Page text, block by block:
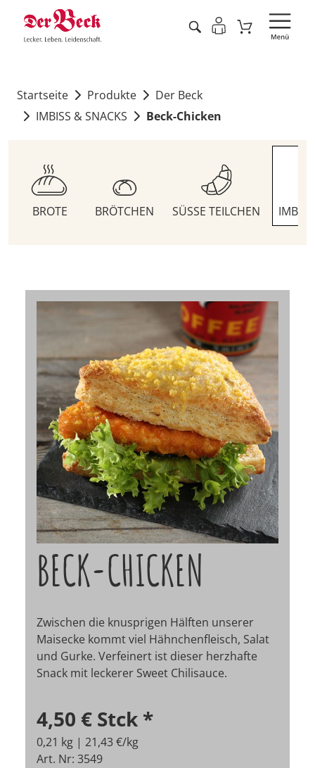
Startseite Produkte
Der Beck
IMBISS & SNACKS
Beck-Chicken
BROTE BRÖTCHEN SÜSSE TEILCHEN
BECK-CHICKEN
Zwischen die knusprigen Hälften unserer
Maisecke kommt viel Hähnchenfleisch, Salat
und Gurke. Verfeinert ist dieser herzhafte
Snack mit leckerer Sweet Chilisauce.
4,50 € Stck *
0,21 kg | 21,43 €/kg
Art. Nr: 3549